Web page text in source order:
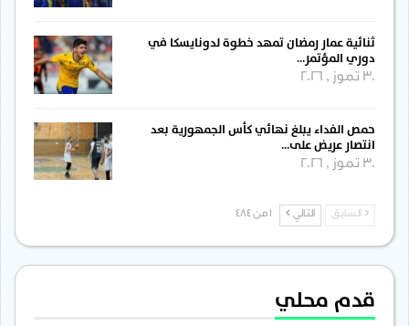
ثنائية عمار رمضان تمهد خطوة لدونايسكا في
دوري المؤتمر…
30 تموز , 2026
حمص الفداء يبلغ نهائي كأس الجمهورية بعد
انتصار عريض على…
30 تموز , 2026
السابق التالي
قدم محلي